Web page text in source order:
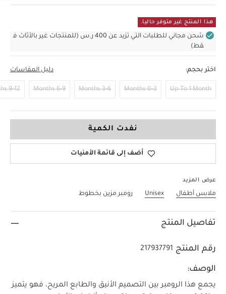
هذا المنتج غير متوفر حاليا.
شحن مجاني للطلبات التي تزيد عن 400 ر.س (للمنتجات غير بالأثاث ف
قط)
اختر بحجم: دليل المقاسات
Up To 1 Month
0-3 Months
3-6 Months
6-9 Months
9-12 Months
نفدت الكمية
أضف إلى قائمة الأمنيات
عرض المزيد
ملابس أطفال Unisex رومبر مزين بخطوط
تفاصيل المنتج
رقم المنتج 217937791
الوصف:
يجمع هذا الرومبر بين التصميم الأنيق والطابع المريح، فهو يتميز